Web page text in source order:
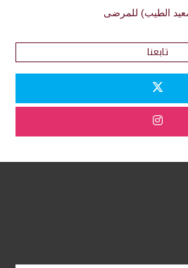
الطيب) للمرضى
تابعنا